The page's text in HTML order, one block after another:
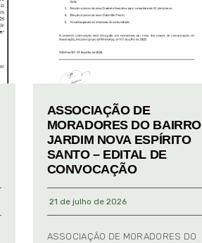
ASSOCIAÇÃO DE
MORADORES DO BAIRRO
JARDIM NOVA ESPÍRITO
SANTO – EDITAL DE
CONVOCAÇÃO
21 de julho de 2026
ASSOCIAÇÃO DE MORADORES DO